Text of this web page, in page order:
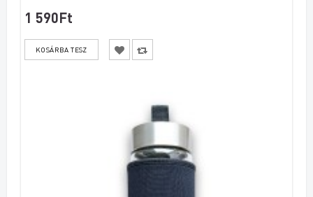
1 590Ft